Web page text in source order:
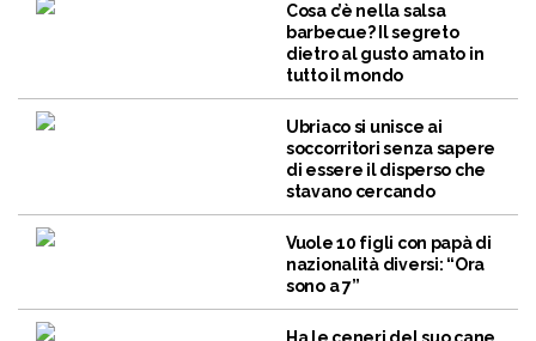
Cosa c’è nella salsa
barbecue? Il segreto
dietro al gusto amato in
tutto il mondo
Ubriaco si unisce ai
soccorritori senza sapere
di essere il disperso che
stavano cercando
Vuole 10 figli con papà di
nazionalità diversi: “Ora
sono a 7”